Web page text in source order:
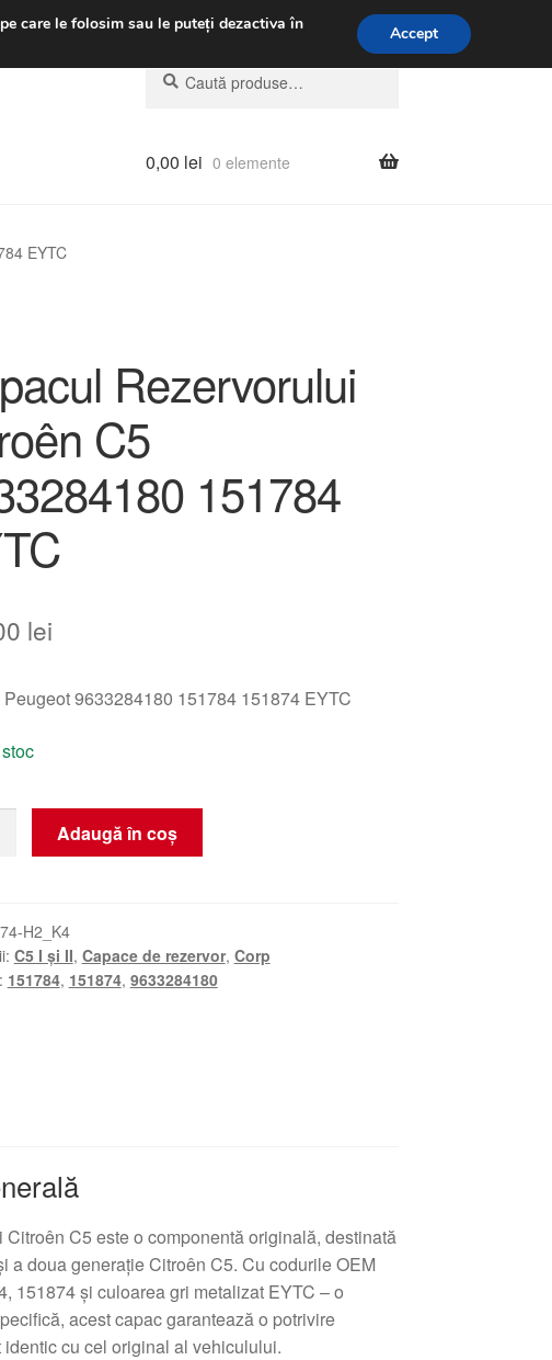
- 4 p.m.031 229 6816
Caută
după:
Caută
0,00 lei 0 elemente
EYTC
Rezervorului
C5
151784
lei
9633284180 151784 151874 EYTC
Rezervorului
Adaugă în coș
H2_K4
C5 I și II, Capace de rezervor, Corp
151784, 151874, 9633284180
C5 este o componentă originală, destinată
a doua generație Citroên C5. Cu codurile OEM
151874 şi culoarea gri metalizat EYTC – o
acest capac garantează o potrivire
identic cu cel original al vehiculului.
care le folosim sau le puteți dezactiva în
Accept